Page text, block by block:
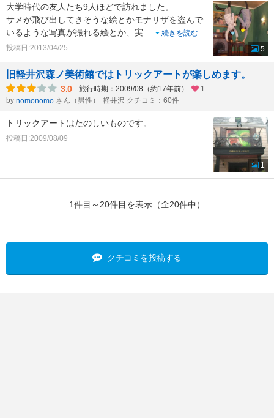
大学時代の友人たち9人ほどで訪れました。
サメが飛び出してきそうな絵とかモナリザを盗んで
いるような写真が撮れる絵とか、実...
続きを読む
投稿日:2013/04/25
5
旧軽井沢森ノ美術館ではトリックアートが楽しめます。
3.0 旅行時期：2009/08（約17年前）
1
by nomonomo さん（男性） 軽井沢 クチコミ：60件
トリックアートはたのしいものです。
投稿日:2009/08/09
1
1件目～20件目を表示（全20件中）
クチコミを投稿する